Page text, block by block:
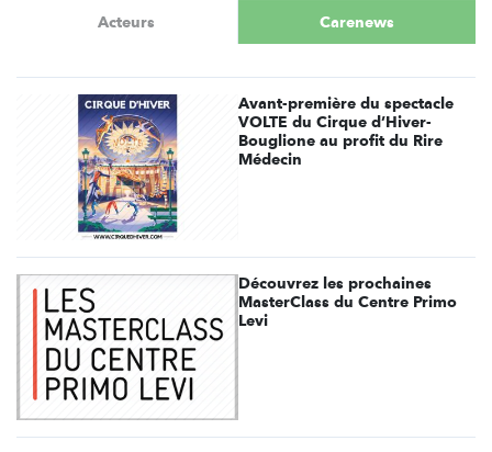
Acteurs Carenews
Avant-première du spectacle
VOLTE du Cirque d’Hiver-
Bouglione au profit du Rire
Médecin
Découvrez les prochaines
MasterClass du Centre Primo
Levi